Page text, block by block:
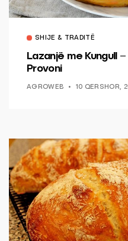
SHIJE & TRADITË
Lazanjë me Kungull
Provoni
AGROWEB 10 QERSHOR,